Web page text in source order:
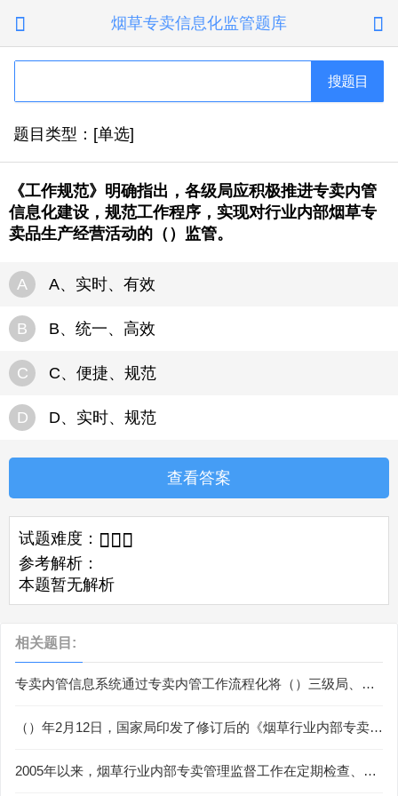
 烟草专卖信息化监管题库 
搜题目
题目类型：[单选]
《工作规范》明确指出，各级局应积极推进专卖内管
信息化建设，规范工作程序，实现对行业内部烟草专
卖品生产经营活动的（）监管。
A A、实时、有效
B B、统一、高效
C C、便捷、规范
D D、实时、规范
查看答案
试题难度：   
参考解析：
本题暂无解析
相关题目:
专卖内管信息系统通过专卖内管工作流程化将（）三级局、各
（）年2月12日，国家局印发了修订后的《烟草行业内部专卖管
责、工作程序做出了进一步明确规定。
2005年以来，烟草行业内部专卖管理监督工作在定期检查、